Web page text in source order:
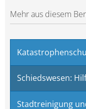
Mehr aus diesem
Schiedswesen:
Stadtreinigung